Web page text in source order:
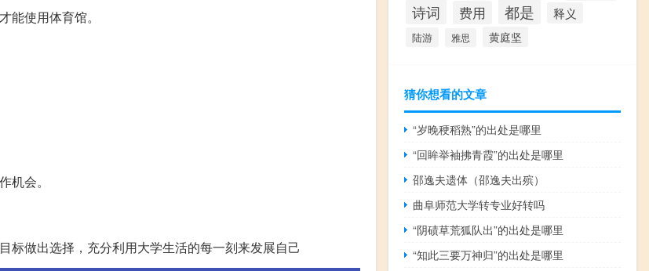
使用体育馆。
机会。
标做出选择，充分利用大学生活的每一刻来发展自己
诗词 费用 都是 释义
陆游 雅思 黄庭坚
猜你想看的文章
“岁晚稉稻熟”的出处是哪里
“回眸举袖拂青霞”的出处是哪里
邵逸夫遗体（邵逸夫出殡）
曲阜师范大学转专业好转吗
“阴碛草荒狐队出”的出处是哪里
“知此三要万神归”的出处是哪里